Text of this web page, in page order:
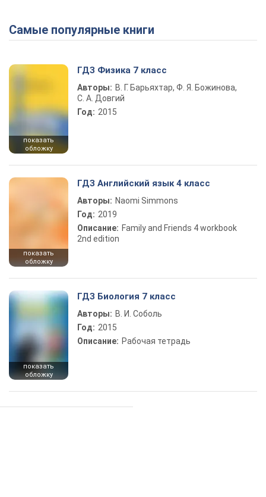
Самые популярные книги
показать
обложку
ГДЗ Физика 7 класс
Авторы: В. Г. Барьяхтар, Ф. Я. Божинова,
С. А. Довгий
Год: 2015
показать
обложку
ГДЗ Английский язык 4 класс
Авторы: Naomi Simmons
Год: 2019
Описание: Family and Friends 4 workbook
2nd edition
показать
обложку
ГДЗ Биология 7 класс
Авторы: В. И. Соболь
Год: 2015
Описание: Рабочая тетрадь